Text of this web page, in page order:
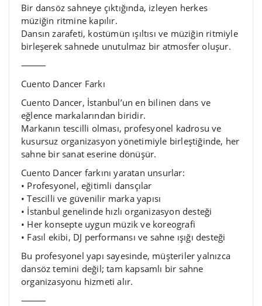
Bir dansöz sahneye çıktığında, izleyen herkes
müziğin ritmine kapılır.
Dansın zarafeti, kostümün ışıltısı ve müziğin ritmiyle
birleşerek sahnede unutulmaz bir atmosfer oluşur.
⸻
Cuento Dancer Farkı
Cuento Dancer, İstanbul’un en bilinen dans ve
eğlence markalarından biridir.
Markanın tescilli olması, profesyonel kadrosu ve
kusursuz organizasyon yönetimiyle birleştiğinde, her
sahne bir sanat eserine dönüşür.
Cuento Dancer farkını yaratan unsurlar:
• Profesyonel, eğitimli dansçılar
• Tescilli ve güvenilir marka yapısı
• İstanbul genelinde hızlı organizasyon desteği
• Her konsepte uygun müzik ve koreografi
• Fasıl ekibi, DJ performansı ve sahne ışığı desteği
Bu profesyonel yapı sayesinde, müşteriler yalnızca
dansöz temini değil; tam kapsamlı bir sahne
organizasyonu hizmeti alır.
⸻